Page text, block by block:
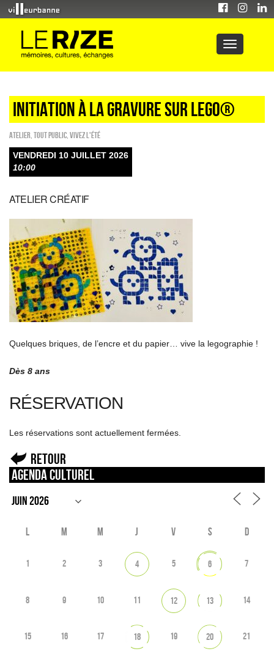
INITIATION À LA GRAVURE SUR LEGO®
Atelier Tout public Vivez l'été
VENDREDI 10 JUILLET 2026
10:00
ATELIER CRÉATIF
Quelques briques, de l’encre et du papier… vive la legographie !
Dès 8 ans
RÉSERVATION
Les réservations sont actuellement fermées.
Retour
Agenda culturel
L M M J V S D
1 2 3 4 5 6 7
8 9 10 11 12 13 14
15 16 17 18 19 20 21